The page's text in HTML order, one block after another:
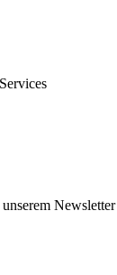
Newsletter